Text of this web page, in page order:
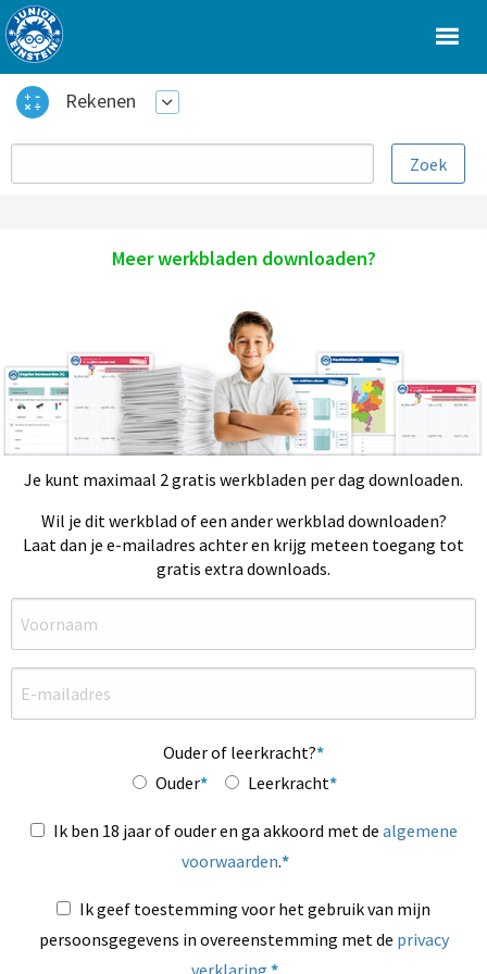
Rekenen
Meer werkbladen downloaden?
Je kunt maximaal 2 gratis werkbladen per dag downloaden.
Wil je dit werkblad of een ander werkblad downloaden?
Laat dan je e-mailadres achter en krijg meteen toegang tot
gratis extra downloads.
Ouder of leerkracht?
Ouder
Leerkracht
Ik ben 18 jaar of ouder en ga akkoord met de algemene
voorwaarden.
Ik geef toestemming voor het gebruik van mijn
persoonsgegevens in overeenstemming met de privacy